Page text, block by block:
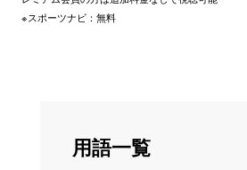
※スポーツナビ：無料
用語一覧